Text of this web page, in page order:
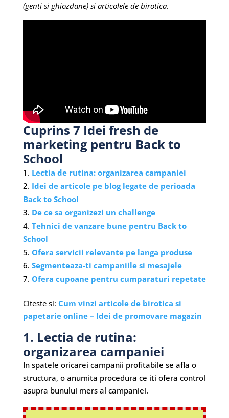
(genti si ghiozdane) si articolele de birotica.
Cuprins 7 Idei fresh de
marketing pentru Back to
School
Lectia de rutina: organizarea campaniei
Idei de articole pe blog legate de perioada
Back to School
De ce sa organizezi un challenge
Tehnici de vanzare bune pentru Back to
School
Ofera servicii relevante pe langa produse
Segmenteaza-ti campaniile si mesajele
Ofera cupoane pentru cumparaturi repetate
Citeste si: Cum vinzi articole de birotica si
papetarie online – Idei de promovare magazin
1. Lectia de rutina:
organizarea campaniei
In spatele oricarei campanii profitabile se afla o
structura, o anumita procedura ce iti ofera control
asupra bunului mers al campaniei.